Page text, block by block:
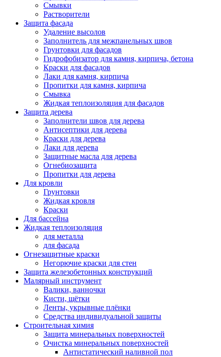
Смывки
Растворители
Защита фасада
Удаление высолов
Заполнитель для межпанельных швов
Грунтовки для фасадов
Гидрофобизатор для камня, кирпича, бетона
Краски для фасадов
Лаки для камня, кирпича
Пропитки для камня, кирпича
Смывка
Жидкая теплоизоляция для фасадов
Защита дерева
Заполнители швов для дерева
Антисептики для дерева
Краски для дерева
Лаки для дерева
Защитные масла для дерева
Огнебиозащита
Пропитки для дерева
Для кровли
Грунтовки
Жидкая кровля
Краски
Для бассейна
Жидкая теплоизоляция
для металла
для фасада
Огнезащитные краски
Негорючие краски для стен
Защита железобетонных конструкций
Малярный инструмент
Валики, ванночки
Кисти, щётки
Ленты, укрывные плёнки
Средства индивидуальной защиты
Строительная химия
Защита минеральных поверхностей
Очистка минеральных поверхностей
Антистатический наливной пол